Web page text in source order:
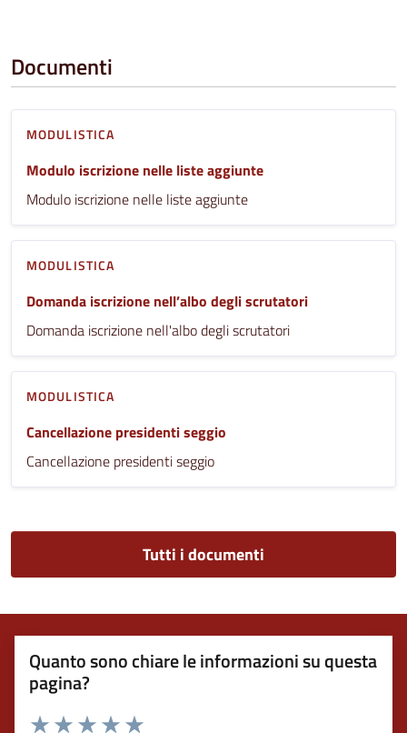
Documenti
MODULISTICA
Modulo iscrizione nelle liste aggiunte
Modulo iscrizione nelle liste aggiunte
MODULISTICA
Domanda iscrizione nell’albo degli scrutatori
Domanda iscrizione nell'albo degli scrutatori
MODULISTICA
Cancellazione presidenti seggio
Cancellazione presidenti seggio
Tutti i documenti
Quanto sono chiare le informazioni su questa
pagina?